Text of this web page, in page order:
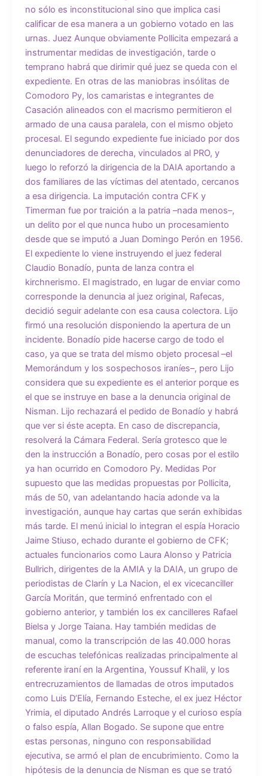
no sólo es inconstitucional sino que implica casi
calificar de esa manera a un gobierno votado en las
urnas. Juez Aunque obviamente Pollicita empezará a
instrumentar medidas de investigación, tarde o
temprano habrá que dirimir qué juez se queda con el
expediente. En otras de las maniobras insólitas de
Comodoro Py, los camaristas e integrantes de
Casación alineados con el macrismo permitieron el
armado de una causa paralela, con el mismo objeto
procesal. El segundo expediente fue iniciado por dos
denunciadores de derecha, vinculados al PRO, y
luego lo reforzó la dirigencia de la DAIA aportando a
dos familiares de las víctimas del atentado, cercanos
a esa dirigencia. La imputación contra CFK y
Timerman fue por traición a la patria –nada menos–,
un delito por el que nunca hubo un procesamiento
desde que se imputó a Juan Domingo Perón en 1956.
El expediente lo viene instruyendo el juez federal
Claudio Bonadío, punta de lanza contra el
kirchnerismo. El magistrado, en lugar de enviar como
corresponde la denuncia al juez original, Rafecas,
decidió seguir adelante con esa causa colectora. Lijo
firmó una resolución disponiendo la apertura de un
incidente. Bonadío pide hacerse cargo de todo el
caso, ya que se trata del mismo objeto procesal –el
Memorándum y los sospechosos iraníes–, pero Lijo
considera que su expediente es el anterior porque es
el que se instruye en base a la denuncia original de
Nisman. Lijo rechazará el pedido de Bonadío y habrá
que ver si éste acepta. En caso de discrepancia,
resolverá la Cámara Federal. Sería grotesco que le
den la instrucción a Bonadío, pero cosas por el estilo
ya han ocurrido en Comodoro Py. Medidas Por
supuesto que las medidas propuestas por Pollicita,
más de 50, van adelantando hacia adonde va la
investigación, aunque hay cartas que serán exhibidas
más tarde. El menú inicial lo integran el espía Horacio
Jaime Stiuso, echado durante el gobierno de CFK;
actuales funcionarios como Laura Alonso y Patricia
Bullrich, dirigentes de la AMIA y la DAIA, un grupo de
periodistas de Clarín y La Nacion, el ex vicecanciller
García Moritán, que terminó enfrentado con el
gobierno anterior, y también los ex cancilleres Rafael
Bielsa y Jorge Taiana. Hay también medidas de
manual, como la transcripción de las 40.000 horas
de escuchas telefónicas realizadas principalmente al
referente iraní en la Argentina, Youssuf Khalil, y los
entrecruzamientos de llamadas de otros imputados
como Luis D’Elía, Fernando Esteche, el ex juez Héctor
Yrimia, el diputado Andrés Larroque y el curioso espía
o falso espía, Allan Bogado. Se supone que entre
estas personas, ninguno con responsabilidad
ejecutiva, se armó el plan de encubrimiento. Como la
hipótesis de la denuncia de Nisman es que se trató